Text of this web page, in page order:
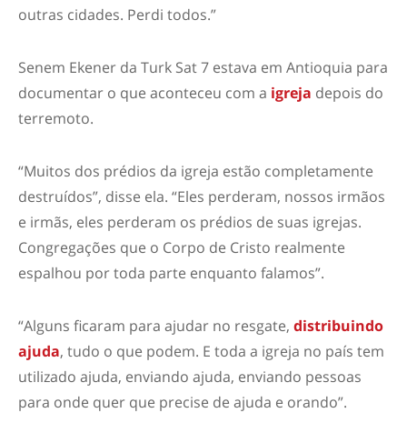
outras cidades. Perdi todos.”
Senem Ekener da Turk Sat 7 estava em Antioquia para
documentar o que aconteceu com a igreja depois do
terremoto.
“Muitos dos prédios da igreja estão completamente
destruídos”, disse ela. “Eles perderam, nossos irmãos
e irmãs, eles perderam os prédios de suas igrejas.
Congregações que o Corpo de Cristo realmente
espalhou por toda parte enquanto falamos”.
“Alguns ficaram para ajudar no resgate, distribuindo
ajuda, tudo o que podem. E toda a igreja no país tem
utilizado ajuda, enviando ajuda, enviando pessoas
para onde quer que precise de ajuda e orando”.